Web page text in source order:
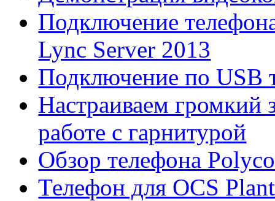
Подключение
Lync Server 2013
Подключение по USB
Настраиваем громкий
работе с гарнитурой
Обзор телефона
Телефон для OCS